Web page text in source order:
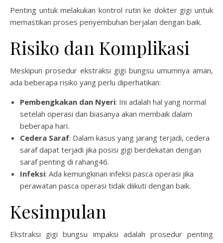
Penting untuk melakukan kontrol rutin ke dokter gigi untuk
memastikan proses penyembuhan berjalan dengan baik.
Risiko dan Komplikasi
Meskipun prosedur ekstraksi gigi bungsu umumnya aman,
ada beberapa risiko yang perlu diperhatikan:
Pembengkakan dan Nyeri: Ini adalah hal yang normal
setelah operasi dan biasanya akan membaik dalam
beberapa hari.
Cedera Saraf: Dalam kasus yang jarang terjadi, cedera
saraf dapat terjadi jika posisi gigi berdekatan dengan
saraf penting di rahang46.
Infeksi: Ada kemungkinan infeksi pasca operasi jika
perawatan pasca operasi tidak diikuti dengan baik.
Kesimpulan
Ekstraksi gigi bungsu impaksi adalah prosedur penting